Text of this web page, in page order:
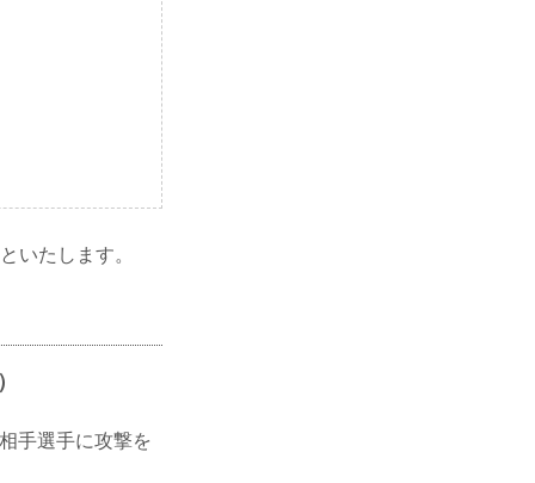
いたします。
手選手に攻撃を